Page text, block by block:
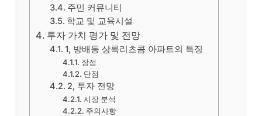
주민 커뮤니티
학교 및 교육시설
투자 가치 평가 및 전망
1, 방배동 상록리츠콤 아파트의 특징
장점
단점
2, 투자 전망
시장 분석
주의사항